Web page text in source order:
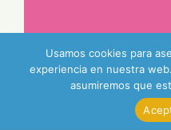
Usamos cookies para
experiencia en nuestra
asumiremos que